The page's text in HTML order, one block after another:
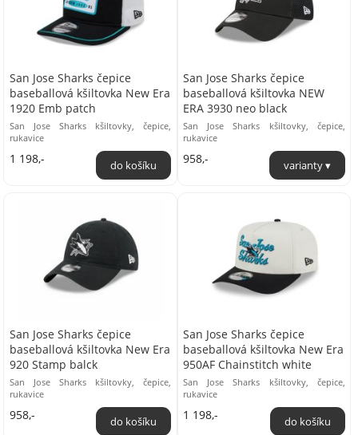
San Jose Sharks čepice
baseballová kšiltovka New Era
1920 Emb patch
San Jose Sharks kšiltovky, čepice,
rukavice
1 198,-
San Jose Sharks čepice
baseballová kšiltovka NEW
ERA 3930 neo black
San Jose Sharks kšiltovky, čepice,
rukavice
958,-
San Jose Sharks čepice
baseballová kšiltovka New Era
920 Stamp balck
San Jose Sharks kšiltovky, čepice,
rukavice
958,-
San Jose Sharks čepice
baseballová kšiltovka New Era
950AF Chainstitch white
San Jose Sharks kšiltovky, čepice,
rukavice
1 198,-